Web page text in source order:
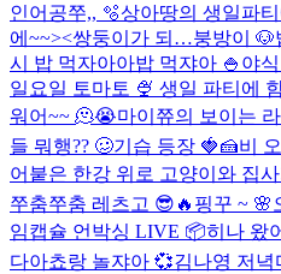
인어공쭈,, 🫧상아땅의 생일파
에~~><쌍둥이가 되…붕방이 🐶
시 밥 먹자아아밥 먹쟈아 🍚 야
일요일 토마토 🍨 생일 파티에
워어~~ 🫠😭마이쮸의 보이는
들 뭐행?? 🥴기습 등장 🍓🍰비
어붙은 한강 위로 고양이와 집사
쭈춤쭈춤 레츠고 😎🔥 핑꾸 ~ 🌸
임캡슐 언박싱 LIVE 📦히나 왔
다아쵸랑 놀쟈아 💞김나영 저녁